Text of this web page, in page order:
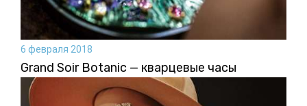
6 февраля 2018
Grand Soir Botanic — кварцевые часы